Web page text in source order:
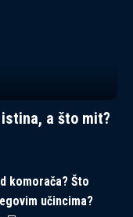
a što mit?
komorača? Što
učincima?